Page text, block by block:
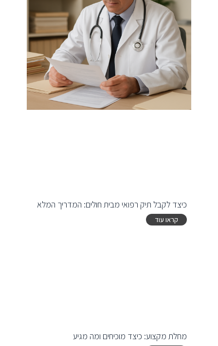
כיצד לקבל תיק רפואי מבית חולים: המדריך המלא
קראו עוד
מחלת מקצוע: כיצד מוכיחים ומה מגיע